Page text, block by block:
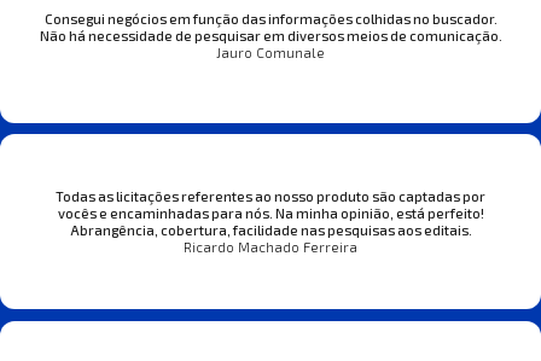
Consegui negócios em função das informações colhidas no buscador.
Não há necessidade de pesquisar em diversos meios de comunicação.
Jauro Comunale
Todas as licitações referentes ao nosso produto são captadas por
vocês e encaminhadas para nós. Na minha opinião, está perfeito!
Abrangência, cobertura, facilidade nas pesquisas aos editais.
Ricardo Machado Ferreira